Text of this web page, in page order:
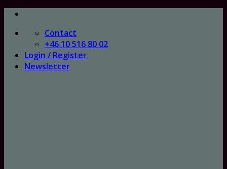
Skip
content
Contact
+46 10 516 80 02
Login / Register
Newsletter